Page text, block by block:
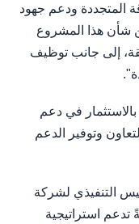
المتجددة ودعم جهود
شأن هذا المشروع
إلى جانب توظيف
في دعم
وتوفير الدعم
التنفيذي لشركة
استراتيجية